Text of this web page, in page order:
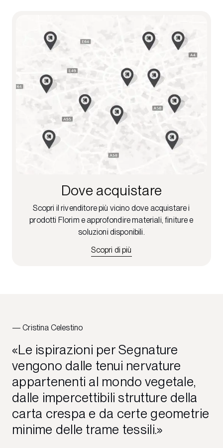
Dove acquistare
Scopri il rivenditore più vicino dove acquistare i
prodotti Florim e approfondire materiali, finiture e
soluzioni disponibili.
Scopri di più
Cristina Celestino
Le ispirazioni per Segnature
vengono dalle tenui nervature
appartenenti al mondo vegetale,
dalle impercettibili strutture della
carta crespa e da certe geometrie
minime delle trame tessili.